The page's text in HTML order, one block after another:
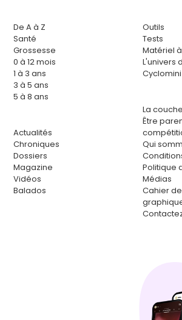
De A à Z
Santé
Grossesse
0 à 12 mois
1 à 3 ans
3 à 5 ans
5 à 8 ans
Actualités
Chroniques
Dossiers
Magazine
Vidéos
Balados
Outils
Tests
Matériel
L'univers
Cyclomini
La
Être
Qui
Politique
Médias
Cahier